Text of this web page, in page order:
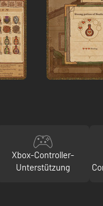
Xbox-Controller-
Unterstützung